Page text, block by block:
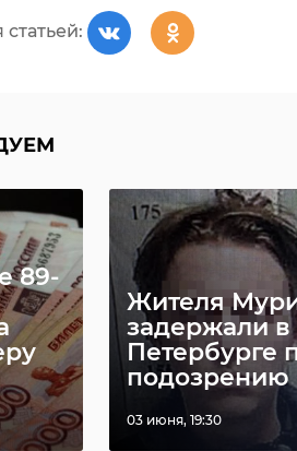
89-
Жителя
задержали в
Петербурге
подозрению
03 июня, 19:30
сланцы